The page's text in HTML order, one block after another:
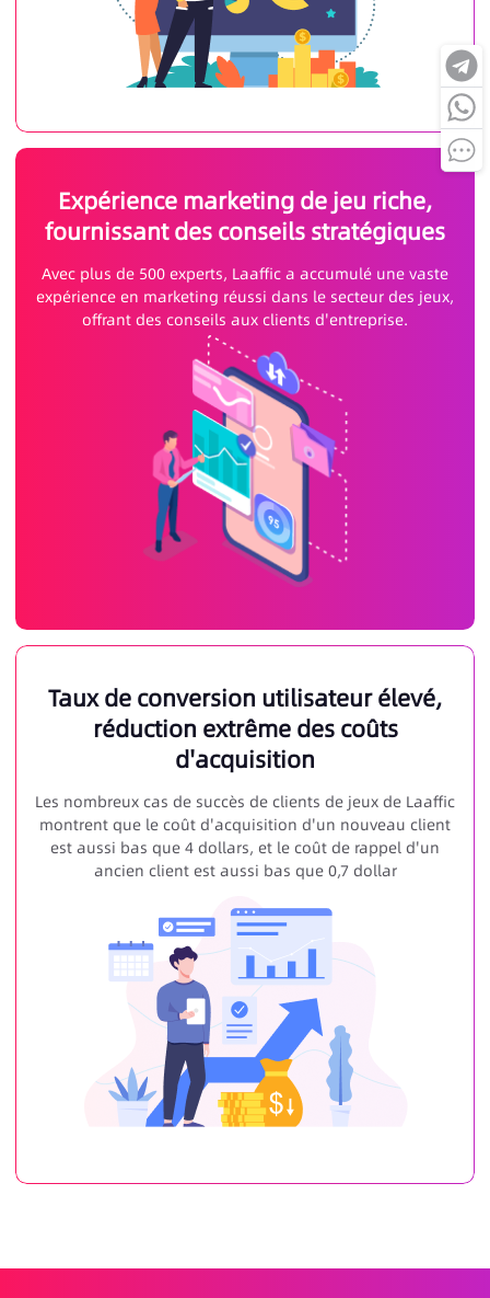
Expérience marketing de jeu riche,
fournissant des conseils stratégiques
Avec plus de 500 experts, Laaffic a accumulé une vaste
expérience en marketing réussi dans le secteur des jeux,
offrant des conseils aux clients d'entreprise.
Taux de conversion utilisateur élevé,
réduction extrême des coûts
d'acquisition
Les nombreux cas de succès de clients de jeux de Laaffic
montrent que le coût d'acquisition d'un nouveau client
est aussi bas que 4 dollars, et le coût de rappel d'un
ancien client est aussi bas que 0,7 dollar